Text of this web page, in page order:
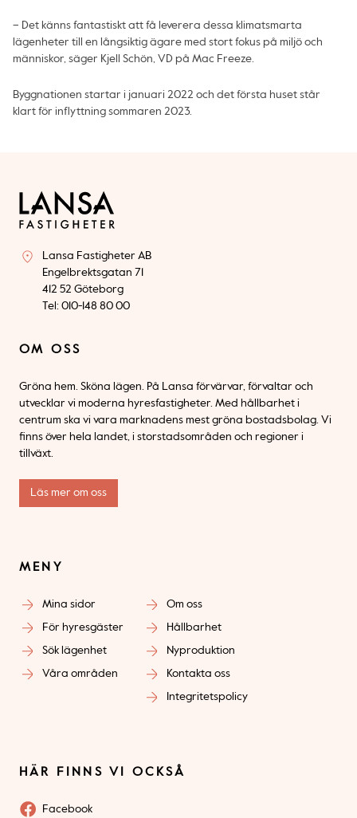
– Det känns fantastiskt att få leverera dessa klimatsmarta
lägenheter till en långsiktig ägare med stort fokus på miljö och
människor, säger Kjell Schön, VD på Mac Freeze.
Byggnationen startar i januari 2022 och det första huset står
klart för inflyttning sommaren 2023.
Lansa Fastigheter AB
Engelbrektsgatan 71
412 52 Göteborg
Tel: 010-148 80 00
OM OSS
Gröna hem. Sköna lägen. På Lansa förvärvar, förvaltar och
utvecklar vi moderna hyresfastigheter. Med hållbarhet i
centrum ska vi vara marknadens mest gröna bostadsbolag. Vi
finns över hela landet, i storstadsområden och regioner i
tillväxt.
Läs mer om oss
MENY
Mina sidor
För hyresgäster
Sök lägenhet
Våra områden
Om oss
Hållbarhet
Nyproduktion
Kontakta oss
Integritetspolicy
HÄR FINNS VI OCKSÅ
Facebook